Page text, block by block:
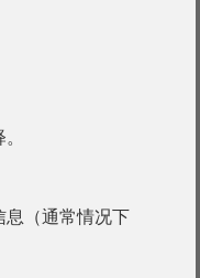
息（通常情况下